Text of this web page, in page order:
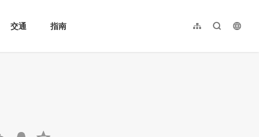
交通 指南 网站导览全文检索
繁體中文